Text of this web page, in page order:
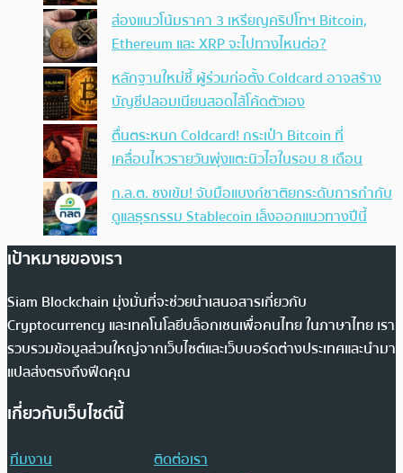
ส่องแนวโน้มราคา 3 เหรียญคริปโทฯ Bitcoin,
Ethereum และ XRP จะไปทางไหนต่อ?
หลักฐานใหม่ชี้ ผู้ร่วมก่อตั้ง Coldcard อาจสร้าง
บัญชีปลอมเนียนสอดไส้โค้ดตัวเอง
ตื่นตระหนก Coldcard! กระเป๋า Bitcoin ที่
เคลื่อนไหวรายวันพุ่งแตะนิวไฮในรอบ 8 เดือน
ก.ล.ต. ชงเข้ม! จับมือแบงก์ชาติยกระดับการกำกับ
ดูแลธุรกรรม Stablecoin เล็งออกแนวทางปีนี้
เป้าหมายของเรา
Siam Blockchain มุ่งมั่นที่จะช่วยนำเสนอสารเกี่ยวกับ
Cryptocurrency และเทคโนโลยีบล็อกเชนเพื่อคนไทย ในภาษาไทย เรา
รวบรวมข้อมูลส่วนใหญ่จากเว็บไซต์และเว็บบอร์ดต่างประเทศและนำมา
แปลส่งตรงถึงฟีดคุณ
เกี่ยวกับเว็บไซต์นี้
ทีมงาน
ติดต่อเรา